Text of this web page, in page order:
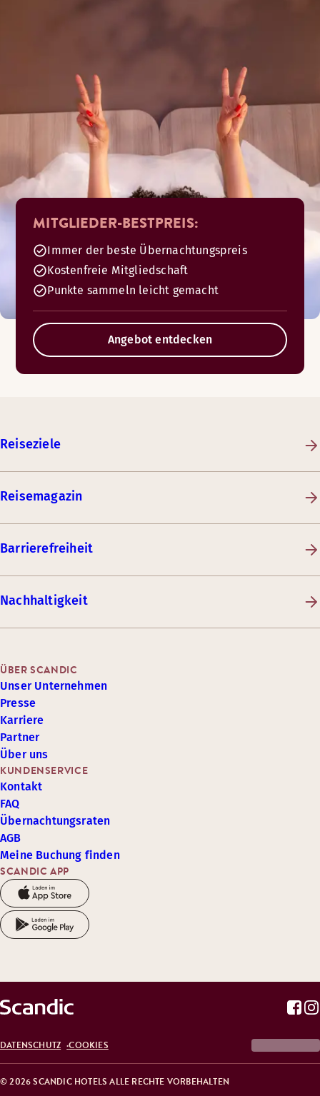
MITGLIEDER-BESTPREIS:
Immer der beste Übernachtungspreis
Kostenfreie Mitgliedschaft
Punkte sammeln leicht gemacht
Angebot entdecken
Reiseziele
Reisemagazin
Barrierefreiheit
Nachhaltigkeit
SCANDIC APP
KUNDENSERVICE
Kontakt
FAQ
Übernachtungsraten
AGB
Meine Buchung finden
ÜBER SCANDIC
Unser Unternehmen
Presse
Karriere
Partner
Über uns
© 2026 SCANDIC HOTELS ALLE RECHTE VORBEHALTEN
DATENSCHUTZ COOKIES